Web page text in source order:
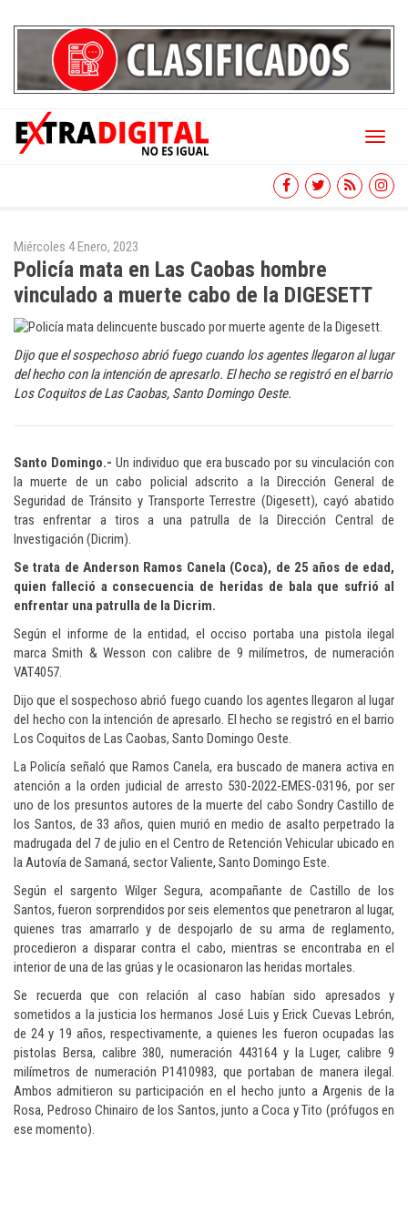
Toggle
Miércoles 4 Enero, 2023
Policía mata en Las Caobas hombre
vinculado a muerte cabo de la DIGESETT
Dijo que el sospechoso abrió fuego cuando los agentes llegaron al lugar
del hecho con la intención de apresarlo. El hecho se registró en el barrio
Los Coquitos de Las Caobas, Santo Domingo Oeste.
Santo Domingo.- Un individuo que era buscado por su vinculación con
la muerte de un cabo policial adscrito a la Dirección General de
Seguridad de Tránsito y Transporte Terrestre (Digesett), cayó abatido
tras enfrentar a tiros a una patrulla de la Dirección Central de
Investigación (Dicrim).
Se trata de Anderson Ramos Canela (Coca), de 25 años de edad,
quien falleció a consecuencia de heridas de bala que sufrió al
enfrentar una patrulla de la Dicrim.
Según el informe de la entidad, el occiso portaba una pistola ilegal
marca Smith & Wesson con calibre de 9 milímetros, de numeración
VAT4057.
Dijo que el sospechoso abrió fuego cuando los agentes llegaron al lugar
del hecho con la intención de apresarlo. El hecho se registró en el barrio
Los Coquitos de Las Caobas, Santo Domingo Oeste.
La Policía señaló que Ramos Canela, era buscado de manera activa en
atención a la orden judicial de arresto 530-2022-EMES-03196, por ser
uno de los presuntos autores de la muerte del cabo Sondry Castillo de
los Santos, de 33 años, quien murió en medio de asalto perpetrado la
madrugada del 7 de julio en el Centro de Retención Vehicular ubicado en
la Autovía de Samaná, sector Valiente, Santo Domingo Este.
Según el sargento Wilger Segura, acompañante de Castillo de los
Santos, fueron sorprendidos por seis elementos que penetraron al lugar,
quienes tras amarrarlo y de despojarlo de su arma de reglamento,
procedieron a disparar contra el cabo, mientras se encontraba en el
interior de una de las grúas y le ocasionaron las heridas mortales.
Se recuerda que con relación al caso habían sido apresados y
sometidos a la justicia los hermanos José Luis y Erick Cuevas Lebrón,
de 24 y 19 años, respectivamente, a quienes les fueron ocupadas las
pistolas Bersa, calibre 380, numeración 443164 y la Luger, calibre 9
milímetros de numeración P1410983, que portaban de manera ilegal.
Ambos admitieron su participación en el hecho junto a Argenis de la
Rosa, Pedroso Chinairo de los Santos, junto a Coca y Tito (prófugos en
ese momento).